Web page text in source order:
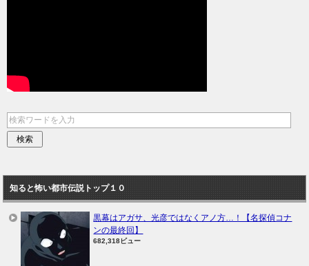
知ると怖い都市伝説トップ１０
黒幕はアガサ、光彦ではなくアノ方…！【名探偵コナ
ンの最終回】
682,318ビュー